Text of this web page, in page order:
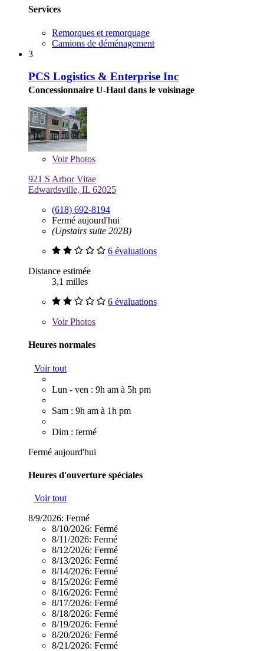
Services
Remorques et remorquage
Camions de déménagement
3
PCS Logistics & Enterprise Inc
Concessionnaire U-Haul dans le voisinage
VoirPhotos
921 S Arbor Vitae
Edwardsville, IL 62025
(618) 692-8194
Fermé aujourd'hui
(Upstairs suite 202B)
6 évaluations
Distance estimée
3,1 milles
6 évaluations
VoirPhotos
Heures normales
Voir tout
Lun - ven : 9h am à 5h pm
Sam : 9h am à 1h pm
Dim : fermé
Fermé aujourd'hui
Heures d'ouverture spéciales
Voir tout
8/9/2026: Fermé
8/10/2026: Fermé
8/11/2026: Fermé
8/12/2026: Fermé
8/13/2026: Fermé
8/14/2026: Fermé
8/15/2026: Fermé
8/16/2026: Fermé
8/17/2026: Fermé
8/18/2026: Fermé
8/19/2026: Fermé
8/20/2026: Fermé
8/21/2026: Fermé